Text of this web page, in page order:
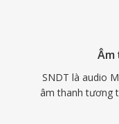
Âm
SNDT là audio
âm thanh tương